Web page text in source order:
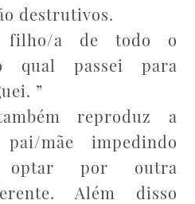
destrutivos.
filho/a de todo o
qual passei para
”
reproduz a
mãe impedindo
por outra
Além disso